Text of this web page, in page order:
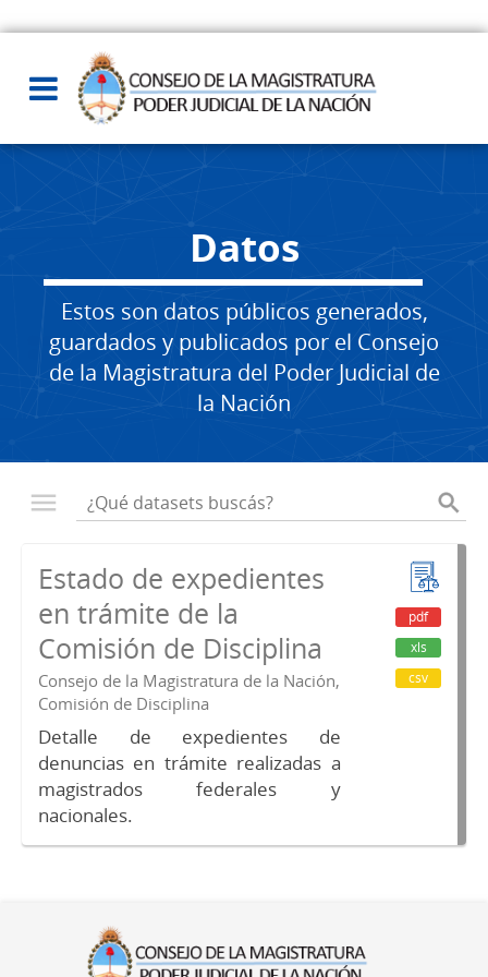
Datos
Estos son datos públicos generados,
guardados y publicados por el Consejo
de la Magistratura del Poder Judicial de
la Nación
Estado de expedientes
en trámite de la
Comisión de Disciplina
Consejo de la Magistratura de la Nación,
Comisión de Disciplina
Detalle de expedientes de
denuncias en trámite realizadas a
magistrados federales y
nacionales.
pdf
xls
csv